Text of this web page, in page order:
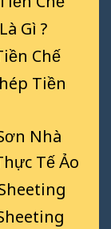
Gì ?
Chế
Tiền
Nhà
Tế Ảo